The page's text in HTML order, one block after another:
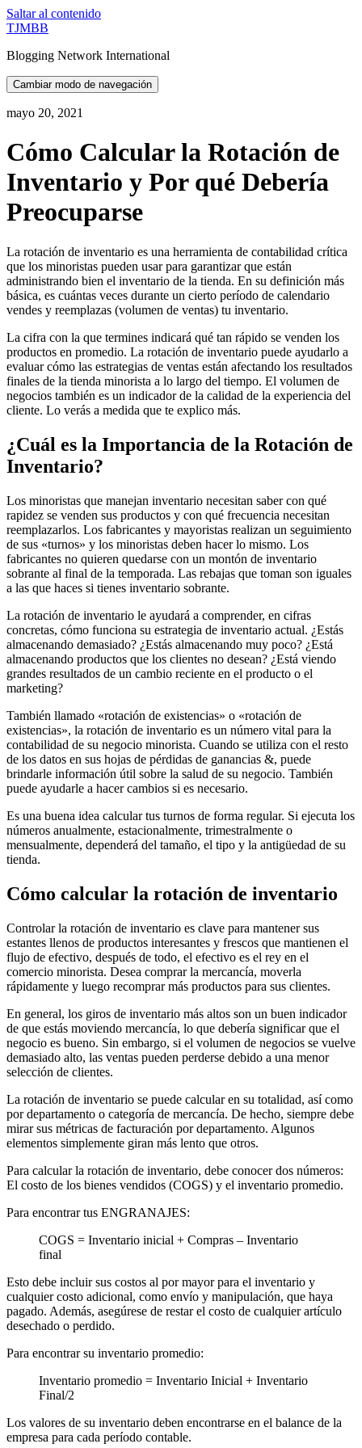
Saltar al contenido
TJMBB
Blogging Network International
Cambiar modo de navegación
mayo 20, 2021
Cómo Calcular la Rotación de
Inventario y Por qué Debería
Preocuparse
La rotación de inventario es una herramienta de contabilidad crítica
que los minoristas pueden usar para garantizar que están
administrando bien el inventario de la tienda. En su definición más
básica, es cuántas veces durante un cierto período de calendario
vendes y reemplazas (volumen de ventas) tu inventario.
La cifra con la que termines indicará qué tan rápido se venden los
productos en promedio. La rotación de inventario puede ayudarlo a
evaluar cómo las estrategias de ventas están afectando los resultados
finales de la tienda minorista a lo largo del tiempo. El volumen de
negocios también es un indicador de la calidad de la experiencia del
cliente. Lo verás a medida que te explico más.
¿Cuál es la Importancia de la Rotación de
Inventario?
Los minoristas que manejan inventario necesitan saber con qué
rapidez se venden sus productos y con qué frecuencia necesitan
reemplazarlos. Los fabricantes y mayoristas realizan un seguimiento
de sus «turnos» y los minoristas deben hacer lo mismo. Los
fabricantes no quieren quedarse con un montón de inventario
sobrante al final de la temporada. Las rebajas que toman son iguales
a las que haces si tienes inventario sobrante.
La rotación de inventario le ayudará a comprender, en cifras
concretas, cómo funciona su estrategia de inventario actual. ¿Estás
almacenando demasiado? ¿Estás almacenando muy poco? ¿Está
almacenando productos que los clientes no desean? ¿Está viendo
grandes resultados de un cambio reciente en el producto o el
marketing?
También llamado «rotación de existencias» o «rotación de
existencias», la rotación de inventario es un número vital para la
contabilidad de su negocio minorista. Cuando se utiliza con el resto
de los datos en sus hojas de pérdidas de ganancias &, puede
brindarle información útil sobre la salud de su negocio. También
puede ayudarle a hacer cambios si es necesario.
Es una buena idea calcular tus turnos de forma regular. Si ejecuta los
números anualmente, estacionalmente, trimestralmente o
mensualmente, dependerá del tamaño, el tipo y la antigüedad de su
tienda.
Cómo calcular la rotación de inventario
Controlar la rotación de inventario es clave para mantener sus
estantes llenos de productos interesantes y frescos que mantienen el
flujo de efectivo, después de todo, el efectivo es el rey en el
comercio minorista. Desea comprar la mercancía, moverla
rápidamente y luego recomprar más productos para sus clientes.
En general, los giros de inventario más altos son un buen indicador
de que estás moviendo mercancía, lo que debería significar que el
negocio es bueno. Sin embargo, si el volumen de negocios se vuelve
demasiado alto, las ventas pueden perderse debido a una menor
selección de clientes.
La rotación de inventario se puede calcular en su totalidad, así como
por departamento o categoría de mercancía. De hecho, siempre debe
mirar sus métricas de facturación por departamento. Algunos
elementos simplemente giran más lento que otros.
Para calcular la rotación de inventario, debe conocer dos números:
El costo de los bienes vendidos (COGS) y el inventario promedio.
Para encontrar tus ENGRANAJES:
COGS = Inventario inicial + Compras – Inventario
final
Esto debe incluir sus costos al por mayor para el inventario y
cualquier costo adicional, como envío y manipulación, que haya
pagado. Además, asegúrese de restar el costo de cualquier artículo
desechado o perdido.
Para encontrar su inventario promedio:
Inventario promedio = Inventario Inicial + Inventario
Final/2
Los valores de su inventario deben encontrarse en el balance de la
empresa para cada período contable.